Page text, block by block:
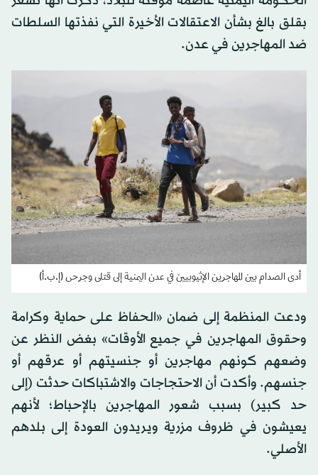
بقلق بالغ بشأن الاعتقالات الأخيرة التي نفذتها السلطات
ضد المهاجرين في عدن.
أدى الصدام بين المهاجرين الإثيوبيين في عدن اليمنية إلى قتلى وجرحى (إ.ب.أ)
ودعت المنظمة إلى ضمان «الحفاظ على حماية وكرامة
وحقوق المهاجرين في جميع الأوقات» بغض النظر عن
وضعهم كونهم مهاجرين أو جنسيتهم أو عرقهم أو
جنسهم. وأكدت أن الاحتجاجات والاشتباكات حدثت (إلى
حد كبير) بسبب شعور المهاجرين بالإحباط؛ لأنهم
يعيشون في ظروف مزرية ويريدون العودة إلى بلدهم
الأصلي.